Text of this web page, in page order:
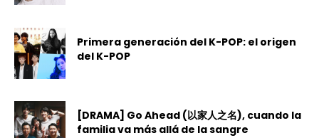
Primera generación del K-POP: el origen
del K-POP
[DRAMA] Go Ahead (以家人之名), cuando la
familia va más allá de la sangre